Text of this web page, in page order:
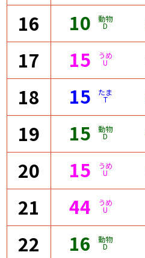
16 10 動物
D
17 15 うめ
U
18 15 たま
T
19 15 動物
D
20 15 うめ
U
21 44 うめ
U
22 16 動物
D